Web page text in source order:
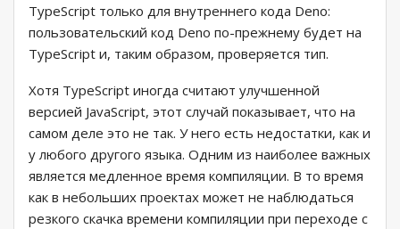
TypeScript только для внутреннего кода Deno:
пользовательский код Deno по-прежнему будет на
TypeScript и, таким образом, проверяется тип.
Хотя TypeScript иногда считают улучшенной
версией JavaScript, этот случай показывает, что на
самом деле это не так. У него есть недостатки, как и
у любого другого языка. Одним из наиболее важных
является медленное время компиляции. В то время
как в небольших проектах может не наблюдаться
резкого скачка времени компиляции при переходе с